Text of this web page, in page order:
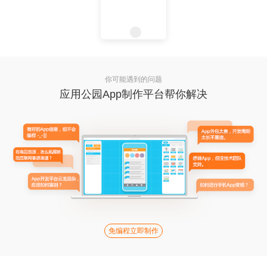
你可能遇到的问题
应用公园App制作平台帮你解决
免编程立即制作